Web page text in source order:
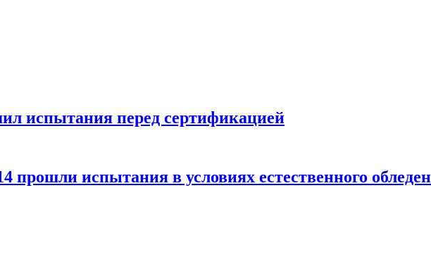
испытания перед сертификацией
прошли испытания в условиях естественного